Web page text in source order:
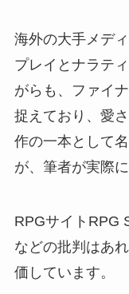
海外の大手メデ
プレイとナラテ
がらも、ファイ
捉えており、愛
作の一本として
が、筆者が実際
RPGサイトRPG
などの批判はあ
価しています。